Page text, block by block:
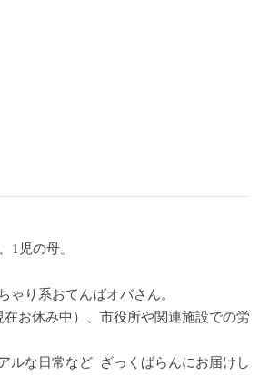
1児の母。
ゃり系おてんばオバさん。
お休み中）、市役所や関連施設での労
ルな日常など ざっくばらんにお届けし